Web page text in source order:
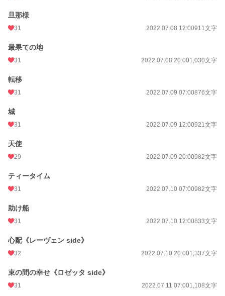
旦那様
31 2022.07.08 12:00911文字
最果ての地
31 2022.07.08 20:001,030文字
転移
31 2022.07.09 07:00876文字
城
31 2022.07.09 12:00921文字
天使
29 2022.07.09 20:00982文字
ティータイム
31 2022.07.10 07:00982文字
助け船
31 2022.07.10 12:00833文字
心配《レーヴェン side》
32 2022.07.10 20:001,337文字
束の間の幸せ《ロゼッタ side》
31 2022.07.11 07:001,108文字